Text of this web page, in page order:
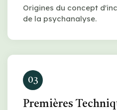
Origines du concept
de la psychanalyse.
03
Premières